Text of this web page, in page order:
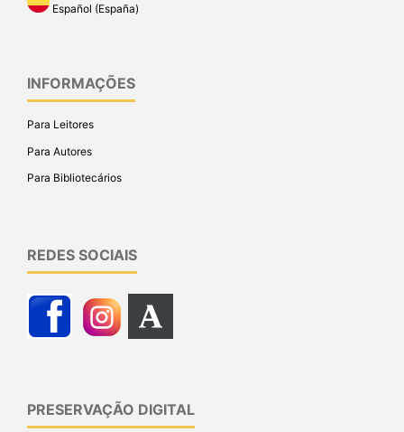
Español (España)
INFORMAÇÕES
Para Leitores
Para Autores
Para Bibliotecários
REDES SOCIAIS
PRESERVAÇÃO DIGITAL